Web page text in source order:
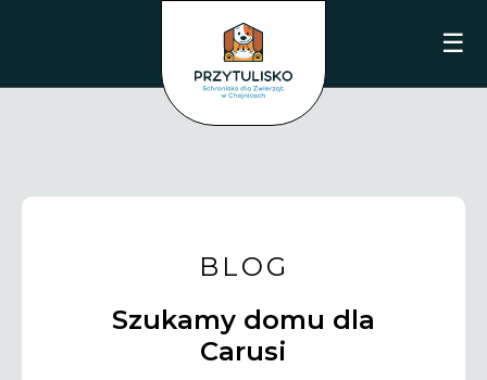
☰
BLOG
Szukamy domu dla
Carusi